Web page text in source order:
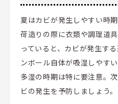
夏はカビが発生しやすい時
荷造りの際に衣類や調理道
っていると、カビが発生す
ンボール自体が吸湿しやす
多湿の時期は特に要注意。
ビの発生を予防しましょう。